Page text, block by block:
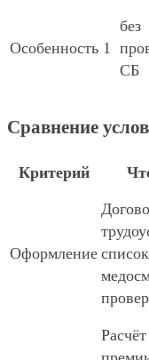
Особенность 1
без
СБ
Сравнение
Критерий
Оформление